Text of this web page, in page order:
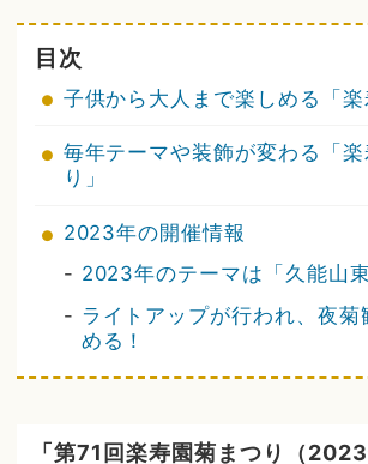
目次
子供から大人まで楽しめる「楽
毎年テーマや装飾が変わる「
り」
2023年の開催情報
- 2023年のテーマは「久能山東
- ライトアップが行われ、夜菊
める！
「第71回楽寿園菊まつり（